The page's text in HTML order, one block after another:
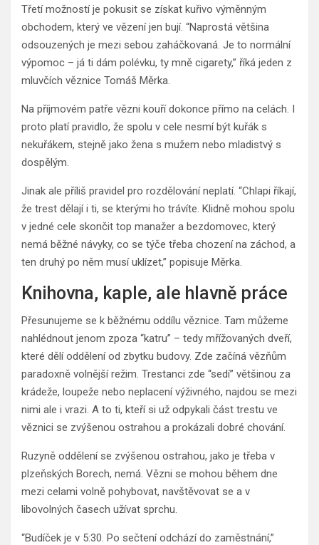
Třetí možností je pokusit se získat kuřivo výměnným
obchodem, který ve vězení jen bují. “Naprostá většina
odsouzených je mezi sebou zaháčkovaná. Je to normální
výpomoc – já ti dám polévku, ty mně cigarety,” říká jeden z
mluvčích věznice Tomáš Měrka.
Na příjmovém patře vězni kouří dokonce přímo na celách. I
proto platí pravidlo, že spolu v cele nesmí být kuřák s
nekuřákem, stejně jako žena s mužem nebo mladistvý s
dospělým.
Jinak ale příliš pravidel pro rozdělování neplatí. “Chlapi říkají,
že trest dělají i ti, se kterými ho trávíte. Klidně mohou spolu
v jedné cele skončit top manažer a bezdomovec, který
nemá běžné návyky, co se týče třeba chození na záchod, a
ten druhý po něm musí uklízet,” popisuje Měrka.
Knihovna, kaple, ale hlavně práce
Přesunujeme se k běžnému oddílu věznice. Tam můžeme
nahlédnout jenom zpoza “katru” – tedy mřížovaných dveří,
které dělí oddělení od zbytku budovy. Zde začíná vězňům
paradoxně volnější režim. Trestanci zde “sedí” většinou za
krádeže, loupeže nebo neplacení výživného, najdou se mezi
nimi ale i vrazi. A to ti, kteří si už odpykali část trestu ve
věznici se zvýšenou ostrahou a prokázali dobré chování.
Ruzyně oddělení se zvýšenou ostrahou, jako je třeba v
plzeňských Borech, nemá. Vězni se mohou během dne
mezi celami volně pohybovat, navštěvovat se a v
libovolných časech užívat sprchu.
“Budíček je v 5:30. Po sečtení odchází do zaměstnání,”